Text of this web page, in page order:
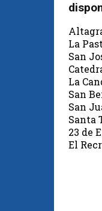
La
San
La
San
San
Santa
23 de
El